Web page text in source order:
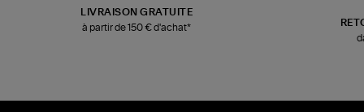
LIVRAISON GRATUITE
à partir de 150 € d'achat*